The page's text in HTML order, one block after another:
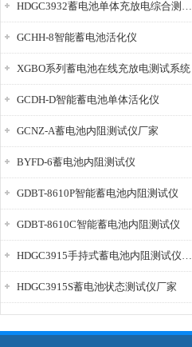
HDGC3932蓄电池单体充放电综合测试仪
GCHH-8智能蓄电池活化仪
XGBO系列蓄电池在线充放电测试系统
GCDH-D智能蓄电池单体活化仪
GCNZ-A蓄电池内阻测试仪厂家
BYFD-6蓄电池内阻测试仪
GDBT-8610P智能蓄电池内阻测试仪
GDBT-8610C智能蓄电池内阻测试仪
HDGC3915手持式蓄电池内阻测试仪厂家
HDGC3915S蓄电池状态测试仪厂家